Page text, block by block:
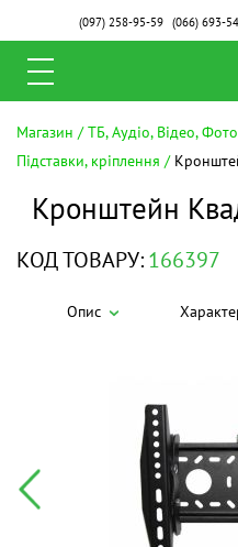
(097)258-95-59 (066)693-
Магазин
ТБ, Аудіо, Відео,
Підставки, кріплення
Кронштейн
КОД ТОВАРУ:166397
Опис